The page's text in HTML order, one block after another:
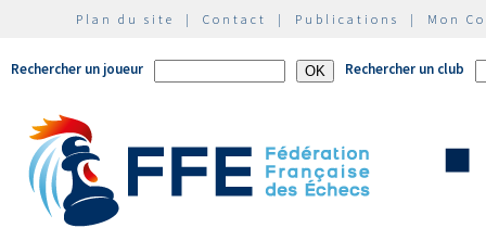
Plan du site | Contact | Publications | Mon
Rechercher un joueur Rechercher un club